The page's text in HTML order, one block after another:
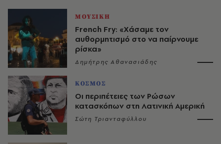
ΜΟΥΣΙΚΗ
French Fry: «Χάσαμε τον
αυθορμητισμό στο να παίρνουμε
ρίσκα»
Δημήτρης Αθανασιάδης
ΚΟΣΜΟΣ
Οι περιπέτειες των Ρώσων
κατασκόπων στη Λατινική Αμερική
Σώτη Τριανταφύλλου